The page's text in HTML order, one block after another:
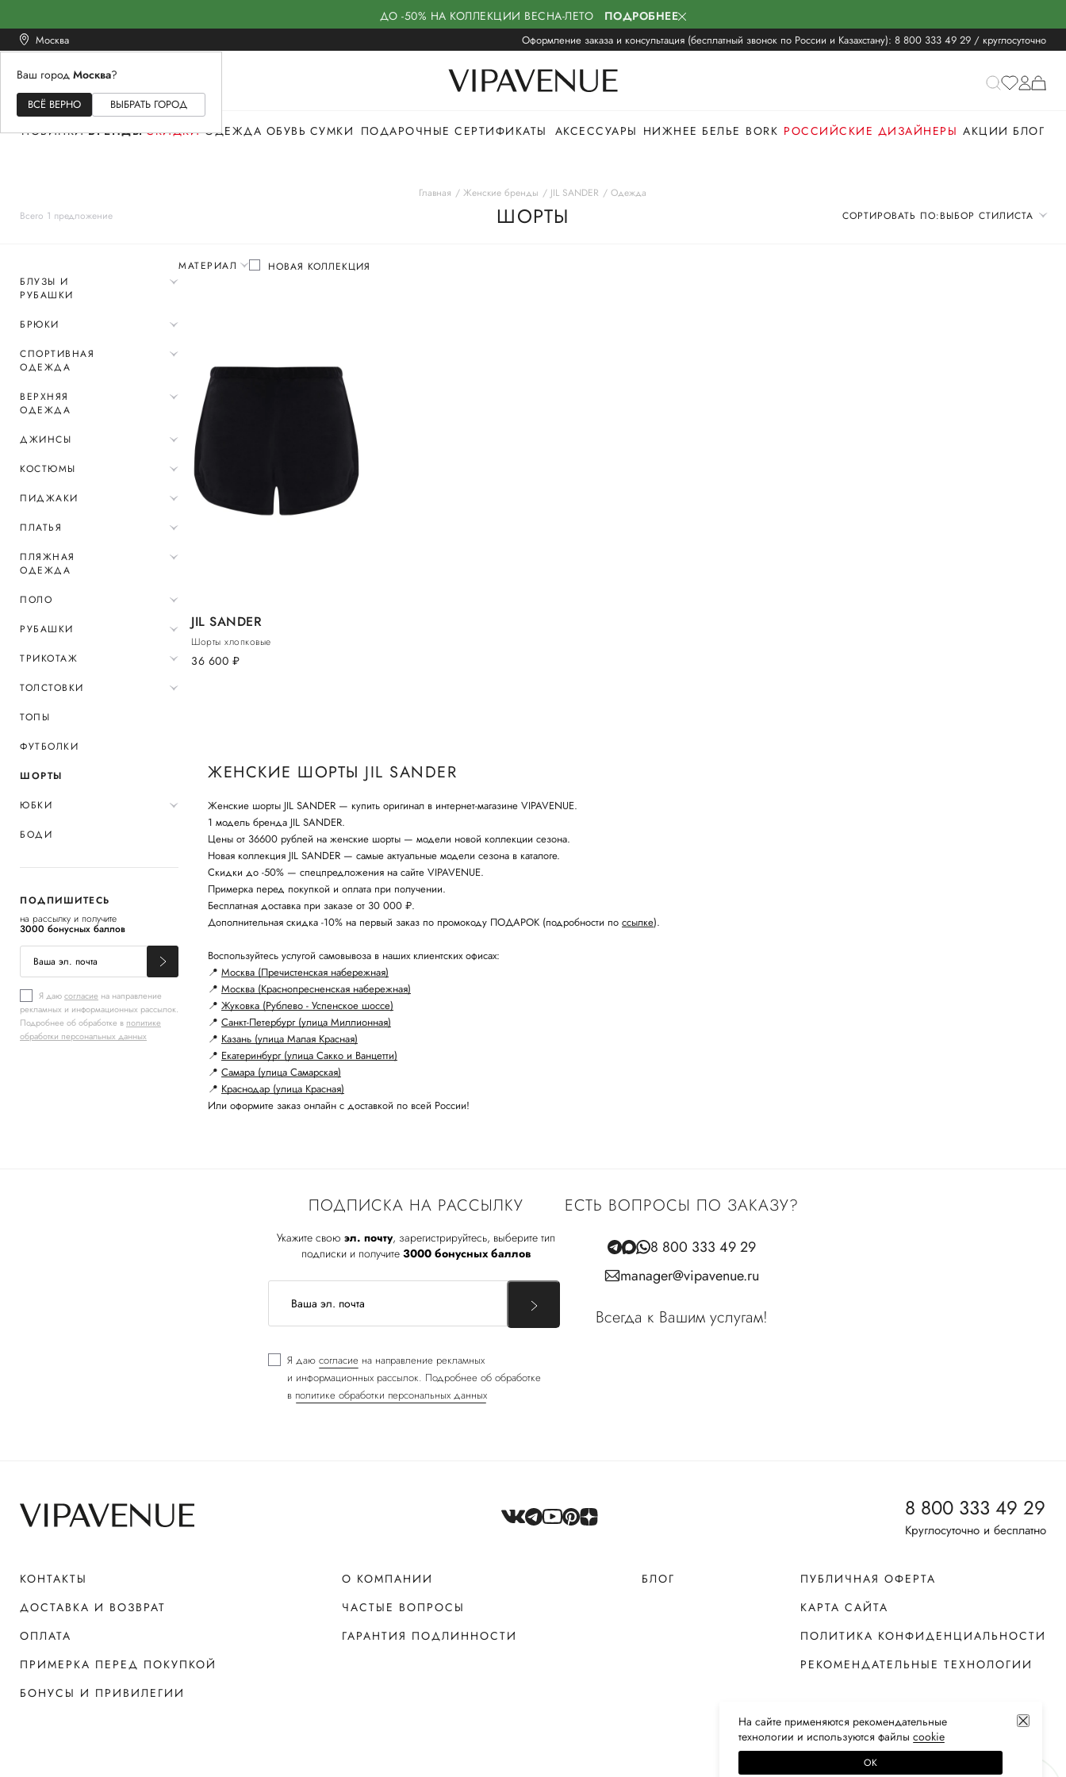
ДО -50% НА КОЛЛЕКЦИИ ВЕСНА-ЛЕТО ПОДРОБНЕЕ
Москва Оформление заказа и консультация (бесплатный звонок по России и Казахстану): 8 800 333 49 29 / круглосуточно
Ваш город Москва?
ВСЁ ВЕРНО ВЫБРАТЬ ГОРОД
ЖЕНСКОЕМУЖСКОЕ
НОВИНКИ БРЕНДЫ СКИДКИ ОДЕЖДА ОБУВЬ СУМКИ ПОДАРОЧНЫЕ СЕРТИФИКАТЫ АКСЕССУАРЫ НИЖНЕЕ БЕЛЬЕ BORK РОССИЙСКИЕ ДИЗАЙНЕРЫ АКЦИИ БЛОГ
Всего 1 предложение
Главная Женские бренды JIL SANDER Одежда
ШОРТЫ СОРТИРОВАТЬ ПО:ВЫБОР СТИЛИСТА
БЛУЗЫ И
РУБАШКИ
БРЮКИ
СПОРТИВНАЯ
ОДЕЖДА
ВЕРХНЯЯ
ОДЕЖДА
ДЖИНСЫ
КОСТЮМЫ
ПИДЖАКИ
ПЛАТЬЯ
ПЛЯЖНАЯ
ОДЕЖДА
ПОЛО
РУБАШКИ
ТРИКОТАЖ
ТОЛСТОВКИ
ТОПЫ
ФУТБОЛКИ
ШОРТЫ
ЮБКИ
БОДИ
ПОДПИШИТЕСЬ
на рассылку и получите
3000 бонусных баллов
Я даюсогласие на направление
рекламных и информационных рассылок.
Подробнее об обработке в политике
обработки персональных данных
МАТЕРИАЛ НОВАЯ КОЛЛЕКЦИЯ
JIL SANDER
Шорты хлопковые
36 600 руб.
ЖЕНСКИЕ ШОРТЫ JIL SANDER
Женские шорты JIL SANDER — купить оригинал в интернет-магазине VIPAVENUE.
1 модель бренда JIL SANDER.
Цены от 36600 рублей на женские шорты — модели новой коллекции сезона.
Новая коллекция JIL SANDER — самые актуальные модели сезона в каталоге.
Скидки до -50% — спецпредложения на сайте VIPAVENUE.
Примерка перед покупкой и оплата при получении.
Бесплатная доставка при заказе от 30 000 ₽.
Дополнительная скидка -10% на первый заказ по промокоду ПОДАРОК (подробности по ссылке).
Воспользуйтесь услугой самовывоза в наших клиентских офисах:
📍 Москва (Пречистенская набережная)
📍 Москва (Краснопресненская набережная)
📍 Жуковка (Рублево - Успенское шоссе)
📍 Санкт-Петербург (улица Миллионная)
📍 Казань (улица Малая Красная)
📍 Екатеринбург (улица Сакко и Ванцетти)
📍 Самара (улица Самарская)
📍 Краснодар (улица Красная)
Или оформите заказ онлайн с доставкой по всей России!
ПОДПИСКА НА РАССЫЛКУ
Укажите свою эл. почту, зарегистрируйтесь, выберите тип
подписки и получите 3000 бонусных баллов
Я даю согласие на направление рекламных
и информационных рассылок. Подробнее об обработке
в политике обработки персональных данных
ЕСТЬ ВОПРОСЫ ПО ЗАКАЗУ?
8 800 333 49 29
manager@vipavenue.ru
Всегда к Вашим услугам!
8 800 333 49 29
Круглосуточно и бесплатно
КОНТАКТЫ
ДОСТАВКА И ВОЗВРАТ
ОПЛАТА
ПРИМЕРКА ПЕРЕД ПОКУПКОЙ
БОНУСЫ И ПРИВИЛЕГИИ
О КОМПАНИИ
ЧАСТЫЕ ВОПРОСЫ
ГАРАНТИЯ ПОДЛИННОСТИ
БЛОГ
ПУБЛИЧНАЯ ОФЕРТА
КАРТА САЙТА
ПОЛИТИКА КОНФИДЕНЦИАЛЬНОСТИ
РЕКОМЕНДАТЕЛЬНЫЕ ТЕХНОЛОГИИ
На сайте применяются рекомендательные
технологии и используются файлы сооkiе
ОК